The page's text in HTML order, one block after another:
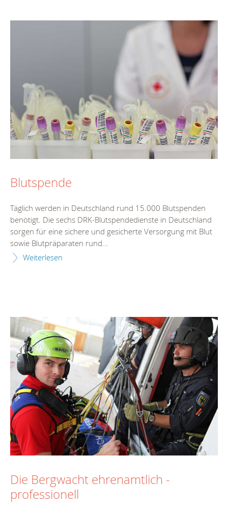
Blutspende
Täglich werden in Deutschland rund 15.000 Blutspenden
benötigt. Die sechs DRK-Blutspendedienste in Deutschland
sorgen für eine sichere und gesicherte Versorgung mit Blut
sowie Blutpräparaten rund...
Weiterlesen
Die Bergwacht ehrenamtlich -
professionell